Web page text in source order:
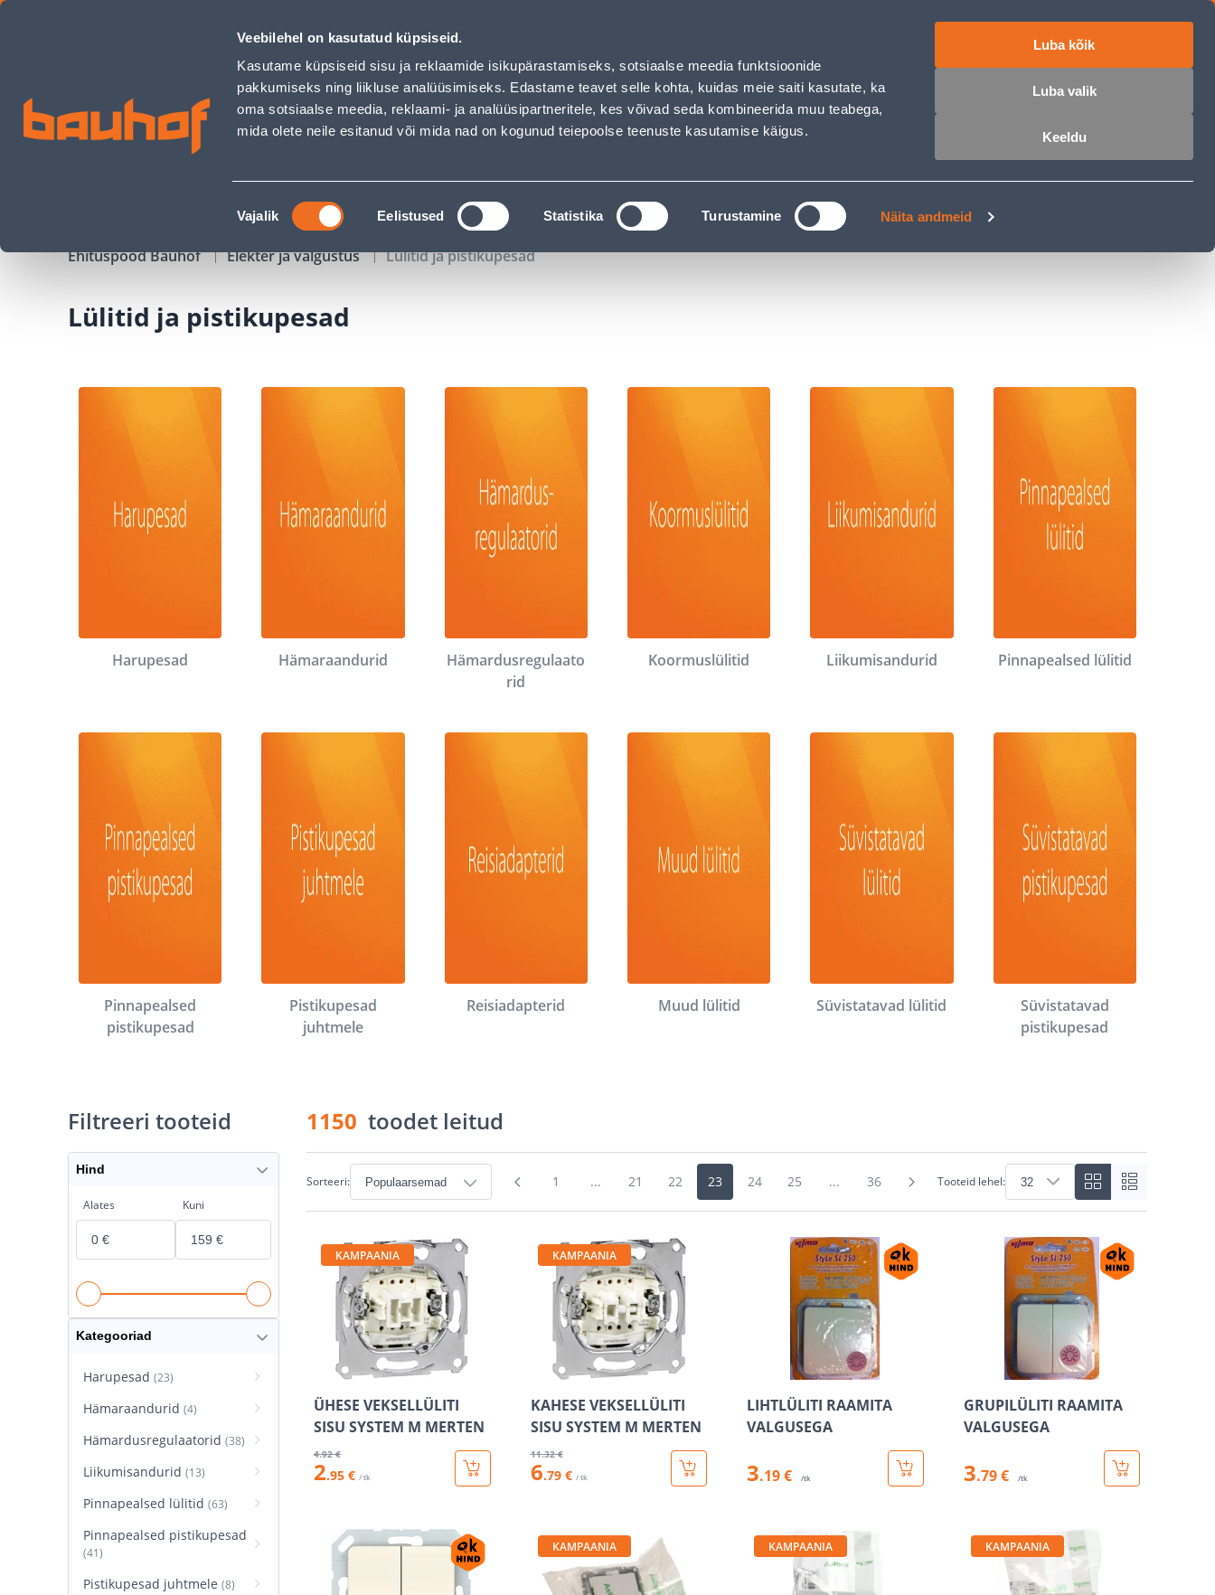
Veebilehel on kasutatud küpsiseid.
Kasutame küpsiseid sisu ja reklaamide isikupärastamiseks, sotsiaalse meedia funktsioonide
pakkumiseks ning liikluse analüüsimiseks. Edastame teavet selle kohta, kuidas meie saiti kasutate, ka
oma sotsiaalse meedia, reklaami- ja analüüsipartneritele, kes võivad seda kombineerida muu teabega,
mida olete neile esitanud või mida nad on kogunud teiepoolse teenuste kasutamise käigus.
Nõusoleku
valik
Vajalik Eelistused Statistika Turustamine Näita andmeid
Luba kõik
Luba valik
Keeldu
Lülitid ja pistikupesad - Bauhof has loaded
Äriklienditeenindus Klienditeenindus Teenused Karjäärileht
OTSI Logi sisse
KAMPAANIAD KATALOOGID TÖÖRIISTALAENUTUS JÄRELMAKS
Ehituspood Bauhof Elekter ja valgustus Lülitid ja pistikupesad
Lülitid ja pistikupesad
Harupesad Hämaraandurid
Hämardusregulaato
rid
Koormuslülitid Liikumisandurid Pinnapealsed lülitid
Pinnapealsed
pistikupesad
Pistikupesad
juhtmele
Reisiadapterid Muud lülitid Süvistatavad lülitid
Süvistatavad
pistikupesad
1150 toodet leitud
Sorteeri: 1 ... 21 22 23 24 25 ... 36 Tooteid lehel:
KAMPAANIA
ÜHESE VEKSELLÜLITI
SISU SYSTEM M MERTEN
4.92 €
2.95 € / tk
KAMPAANIA
KAHESE VEKSELLÜLITI
SISU SYSTEM M MERTEN
11.32 €
6.79 € / tk
LIHTLÜLITI RAAMITA
VALGUSEGA
3.19 € /tk
GRUPILÜLITI RAAMITA
VALGUSEGA
3.79 € /tk
KAMPAANIA KAMPAANIA KAMPAANIA
Filtreeri tooteid
Hind
Alates Kuni
Kategooriad
Harupesad (23)
Hämaraandurid (4)
Hämardusregulaatorid (38)
Liikumisandurid (13)
Pinnapealsed lülitid (63)
Pinnapealsed pistikupesad
(41)
Pistikupesad juhtmele (8)